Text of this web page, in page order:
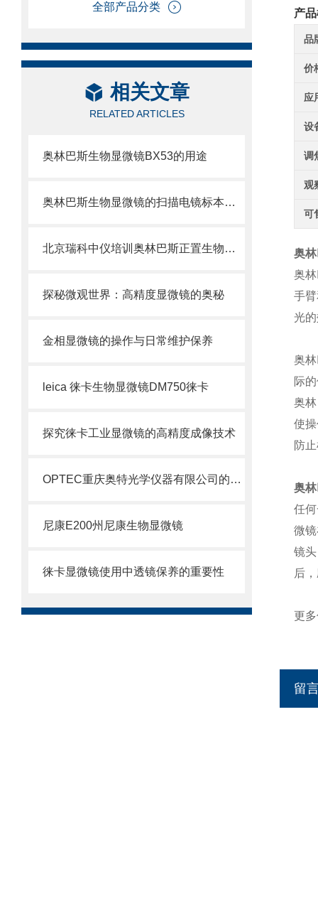
全部产品分类
相关文章
RELATED ARTICLES
奥林巴斯生物显微镜BX53的用途
奥林巴斯生物显微镜的扫描电镜标本制备方法
北京瑞科中仪培训奥林巴斯正置生物显微镜维护方法
探秘微观世界：高精度显微镜的奥秘
金相显微镜的操作与日常维护保养
leica 徕卡生物显微镜DM750徕卡
探究徕卡工业显微镜的高精度成像技术
OPTEC重庆奥特光学仪器有限公司的公司简介B203生物显微镜
尼康E200州尼康生物显微镜
徕卡显微镜使用中透镜保养的重要性
产
品
价
应
设
调
观
可
奥
奥
手
光
奥
际
奥
使
防
奥
任
微
镜
后
更
留